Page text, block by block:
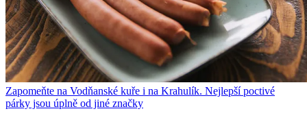
Zapomeňte na Vodňanské kuře i na Krahulík. Nejlepší poctivé
párky jsou úplně od jiné značky